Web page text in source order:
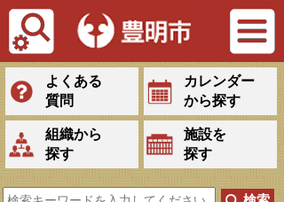
Tiếng Việt
よくある
質問
カレンダー
から探す
組織から
探す
施設を
探す